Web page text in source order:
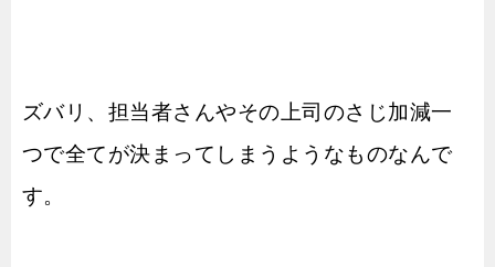
ズバリ、担当者さんやその上司のさじ加減一
つで全てが決まってしまうようなものなんで
す。